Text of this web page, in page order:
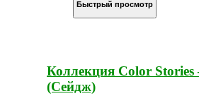
Быстрый просмотр
Коллекция Color Stories
(Сейдж)